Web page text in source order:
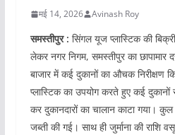
मई 14, 2026 Avinash Roy
समस्तीपुर : सिंगल यूज प्लास्टिक की
लेकर नगर निगम, समस्तीपुर का छापामार
बाजार में कई दुकानों का औचक निरीक्षण
प्लास्टिक का उपयोग करते हुए कई
कर दुकानदारों का चालान काटा गया। कुल
जब्ती की गई। साथ ही जुर्माना की